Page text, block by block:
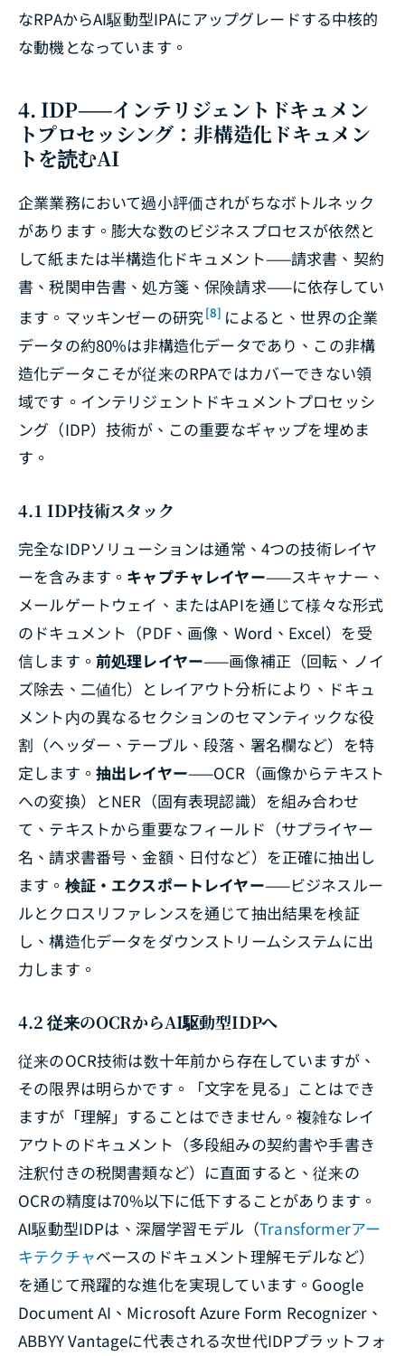
なRPAからAI駆動型IPAにアップグレードする中核的
な動機となっています。
4. IDP——インテリジェントドキュメン
トプロセッシング：非構造化ドキュメン
トを読むAI
企業業務において過小評価されがちなボトルネック
があります。膨大な数のビジネスプロセスが依然と
して紙または半構造化ドキュメント——請求書、契約
書、税関申告書、処方箋、保険請求——に依存してい
ます。マッキンゼーの研究[8] によると、世界の企業
データの約80%は非構造化データであり、この非構
造化データこそが従来のRPAではカバーできない領
域です。インテリジェントドキュメントプロセッシ
ング（IDP）技術が、この重要なギャップを埋めま
す。
4.1 IDP技術スタック
完全なIDPソリューションは通常、4つの技術レイヤ
ーを含みます。 キャプチャレイヤー——スキャナー、
メールゲートウェイ、またはAPIを通じて様々な形式
のドキュメント（PDF、画像、Word、Excel）を受
信します。 前処理レイヤー——画像補正（回転、ノイ
ズ除去、二値化）とレイアウト分析により、ドキュ
メント内の異なるセクションのセマンティックな役
割（ヘッダー、テーブル、段落、署名欄など）を特
定します。 抽出レイヤー——OCR（画像からテキスト
への変換）とNER（固有表現認識）を組み合わせ
て、テキストから重要なフィールド（サプライヤー
名、請求書番号、金額、日付など）を正確に抽出し
ます。 検証・エクスポートレイヤー——ビジネスルー
ルとクロスリファレンスを通じて抽出結果を検証
し、構造化データをダウンストリームシステムに出
力します。
4.2 従来のOCRからAI駆動型IDPへ
従来のOCR技術は数十年前から存在していますが、
その限界は明らかです。「文字を見る」ことはでき
ますが「理解」することはできません。複雑なレイ
アウトのドキュメント（多段組みの契約書や手書き
注釈付きの税関書類など）に直面すると、従来の
OCRの精度は70%以下に低下することがあります。
AI駆動型IDPは、深層学習モデル（Transformerアー
キテクチャベースのドキュメント理解モデルなど）
を通じて飛躍的な進化を実現しています。Google
Document AI、Microsoft Azure Form Recognizer、
ABBYY Vantageに代表される次世代IDPプラットフォ